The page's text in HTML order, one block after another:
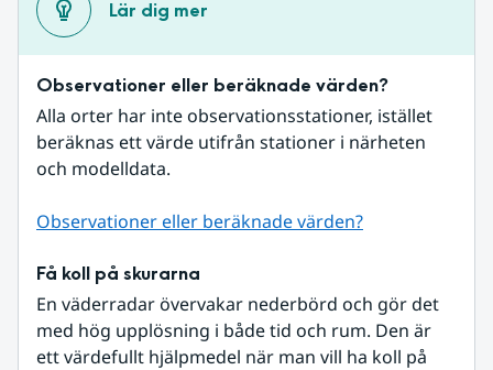
Lär dig mer
Observationer eller beräknade värden?
Alla orter har inte observationsstationer, istället
beräknas ett värde utifrån stationer i närheten
och modelldata.
Observationer eller beräknade värden?
Få koll på skurarna
En väderradar övervakar nederbörd och gör det
med hög upplösning i både tid och rum. Den är
ett värdefullt hjälpmedel när man vill ha koll på